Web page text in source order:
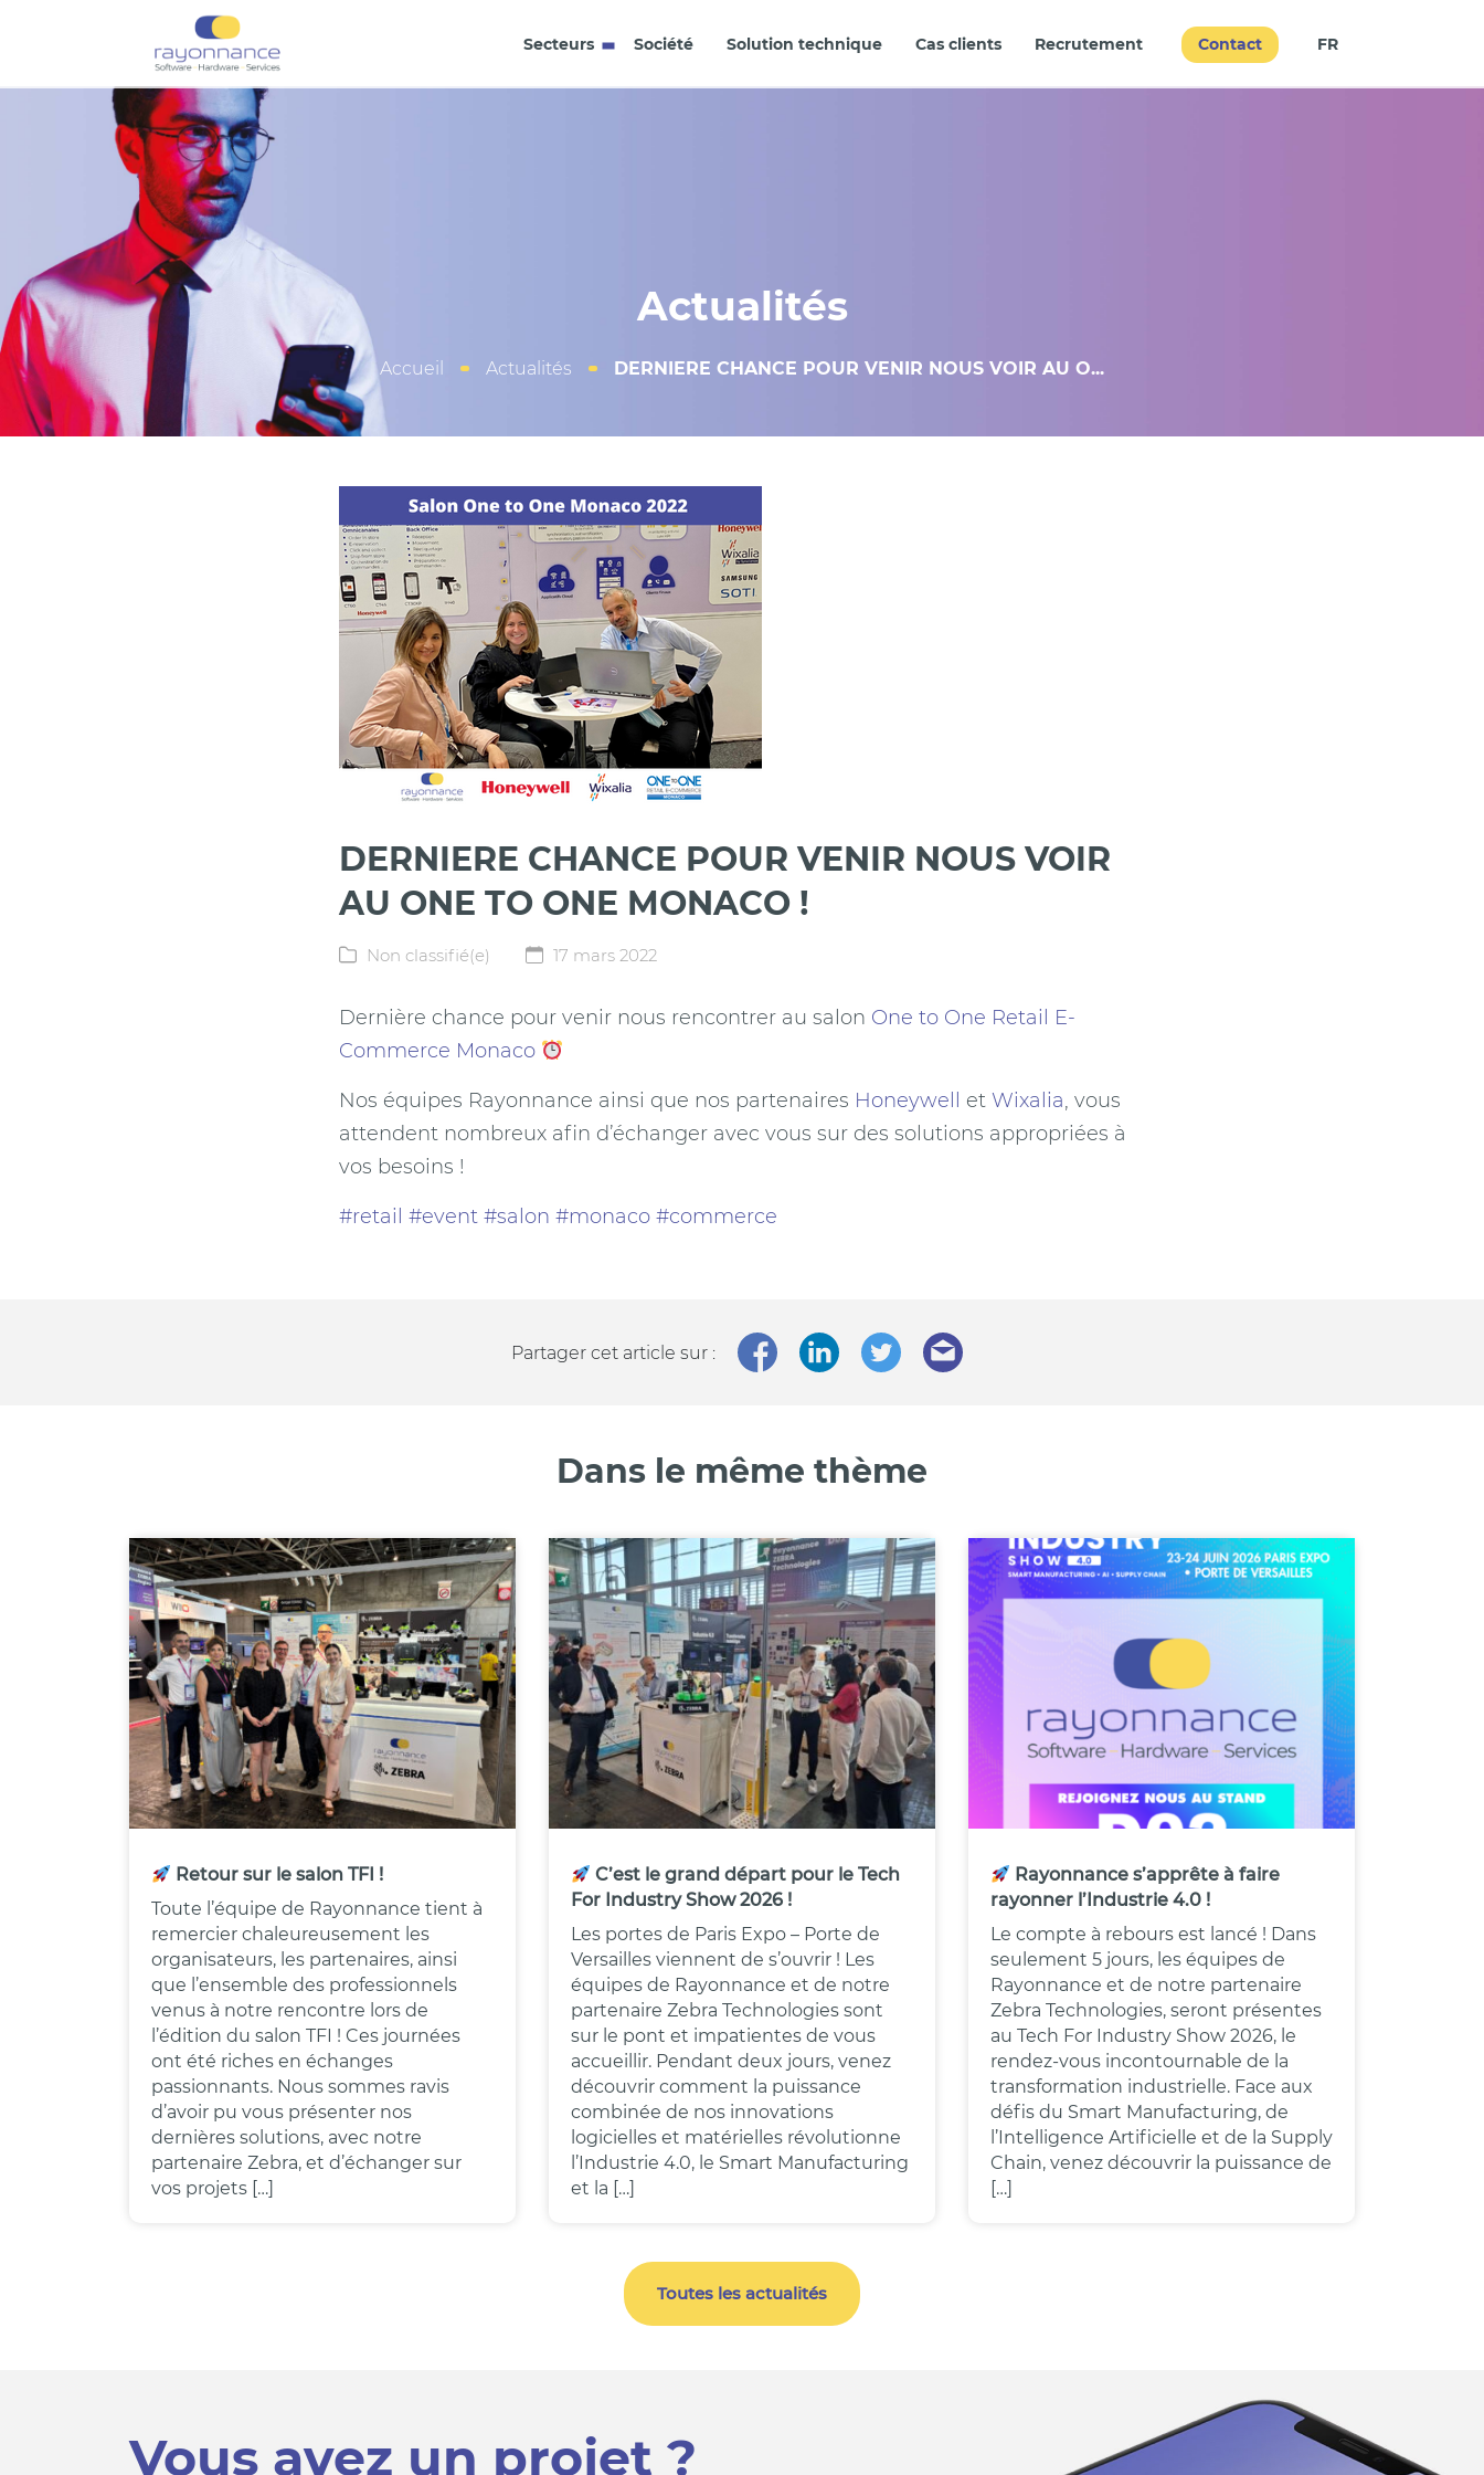
Secteurs Société Solution technique Cas clients Recrutement Contact FR
Actualités
Accueil Actualités DERNIERE CHANCE POUR VENIR NOUS VOIR AU O...
DERNIERE CHANCE POUR VENIR NOUS VOIR
AU ONE TO ONE MONACO !
Non classifié(e) 17 mars 2022
Dernière chance pour venir nous rencontrer au salon One to One Retail E-
Commerce Monaco
Nos équipes Rayonnance ainsi que nos partenaires Honeywell et Wixalia, vous
attendent nombreux afin d’échanger avec vous sur des solutions appropriées à
vos besoins !
#retail #event #salon #monaco #commerce
Partager cet article sur :
Dans le même thème
Retour sur le salon TFI !
Toute l’équipe de Rayonnance tient à
remercier chaleureusement les
organisateurs, les partenaires, ainsi
que l’ensemble des professionnels
venus à notre rencontre lors de
l’édition du salon TFI ! Ces journées
ont été riches en échanges
passionnants. Nous sommes ravis
d’avoir pu vous présenter nos
dernières solutions, avec notre
partenaire Zebra, et d’échanger sur
vos projets […]
C’est le grand départ pour le Tech
For Industry Show 2026 !
Les portes de Paris Expo – Porte de
Versailles viennent de s’ouvrir ! Les
équipes de Rayonnance et de notre
partenaire Zebra Technologies sont
sur le pont et impatientes de vous
accueillir. Pendant deux jours, venez
découvrir comment la puissance
combinée de nos innovations
logicielles et matérielles révolutionne
l’Industrie 4.0, le Smart Manufacturing
et la […]
Rayonnance s’apprête à faire
rayonner l’Industrie 4.0 !
Le compte à rebours est lancé ! Dans
seulement 5 jours, les équipes de
Rayonnance et de notre partenaire
Zebra Technologies, seront présentes
au Tech For Industry Show 2026, le
rendez-vous incontournable de la
transformation industrielle. Face aux
défis du Smart Manufacturing, de
l’Intelligence Artificielle et de la Supply
Chain, venez découvrir la puissance de
[…]
Toutes les actualités
Vous avez un projet ?